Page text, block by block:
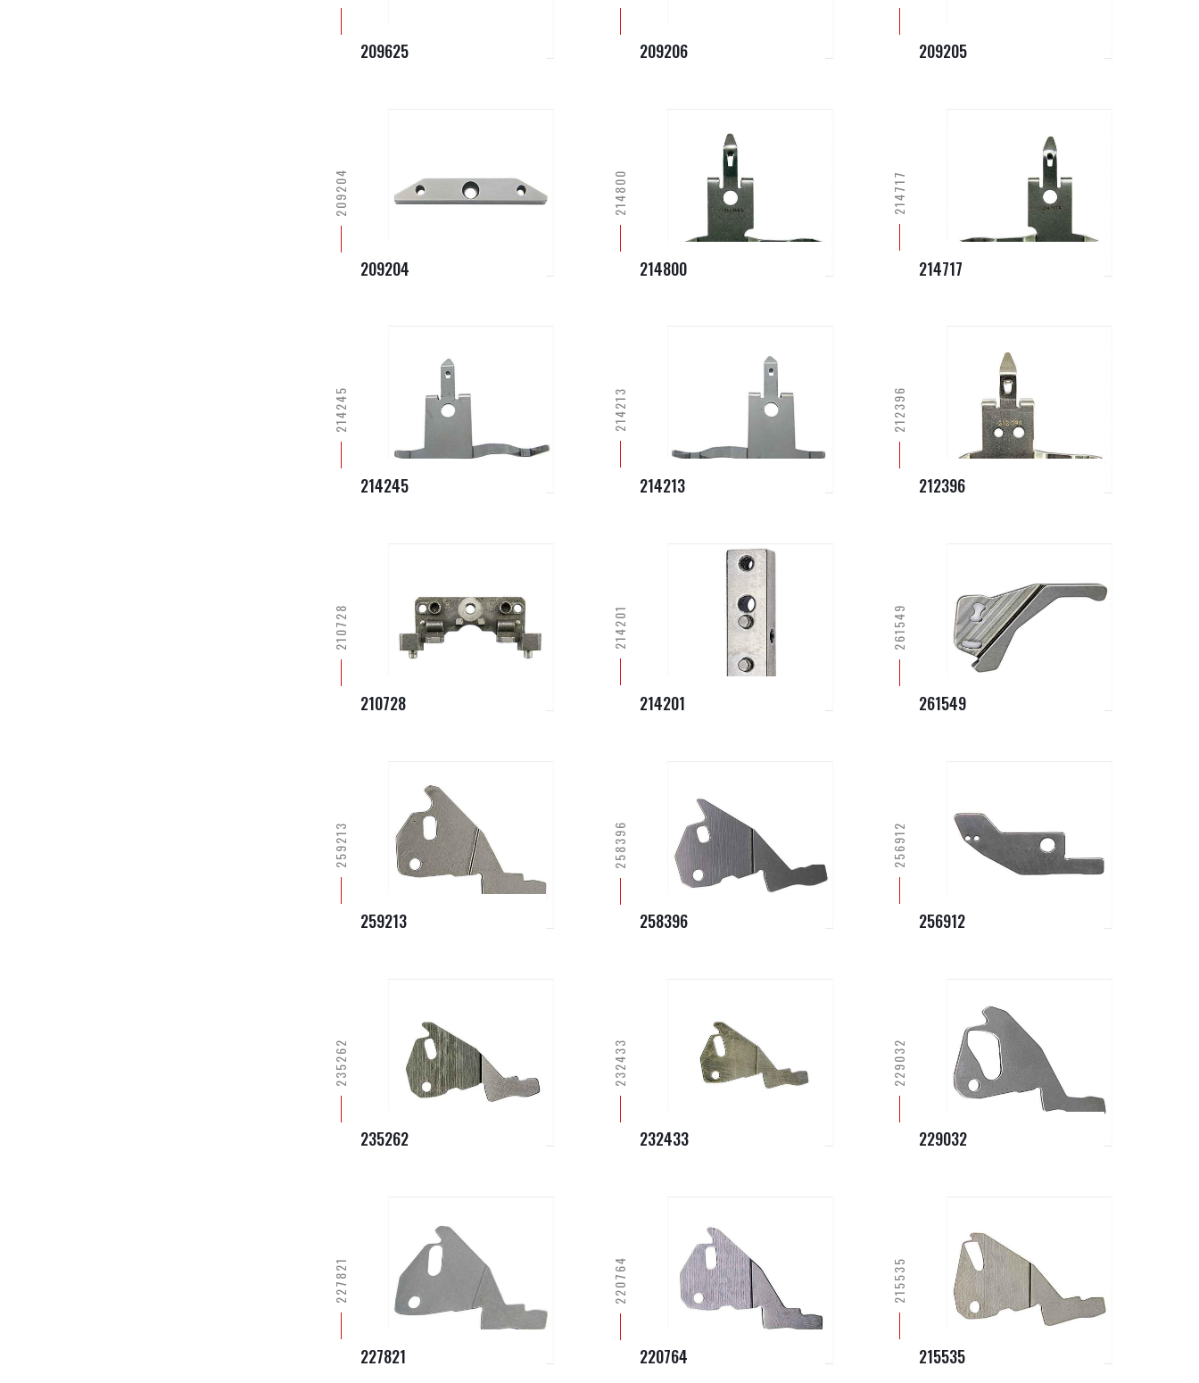
209625 209206 209205
209204
209204
214800
214800
214717
214717
214245
214245
214213
214213
212396
212396
210728
210728
214201
214201
261549
261549
259213
259213
258396
258396
256912
256912
235262
235262
232433
232433
229032
229032
227821
227821
220764
220764
215535
215535